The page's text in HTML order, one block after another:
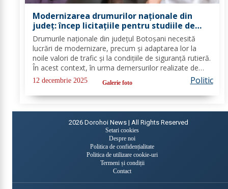
Modernizarea drumurilor naționale din
județ: încep licitațiile pentru studiile de
fezabilitate
Drumurile naționale din județul Botoșani necesită
lucrări de modernizare, precum și adaptarea lor la
noile valori de trafic și la condițiile de siguranță rutieră.
În acest context, în urma demersurilor realizate de
echipa PSD Botoșani, Direcția Regională de Drumuri
și Poduri Iași a scos la...
12 decembrie 2025 Galerie foto Politic
2026 Dorohoi News | All Rights Reserved
Setari cookies
Despre noi
Politica de confidențialitate
Politica de utilizare cookie-uri
Termeni și condiții
Contact